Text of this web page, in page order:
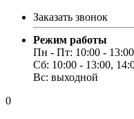
Заказать звонок
Режим работы
Пн - Пт: 10:00 -
Сб: 10:00 - 13:00,
Вс: выходной
0